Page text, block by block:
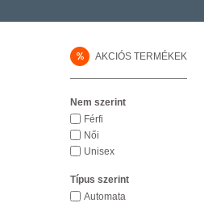
% AKCIÓS TERMÉKEK
Nem szerint
Férfi
Női
Unisex
Típus szerint
Automata